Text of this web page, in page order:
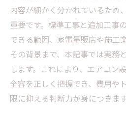
内容が細かく分かれているため
重要です。標準工事と追加工事
できる範囲、家電量販店や施工
その背景まで、本記事では実務
します。これにより、エアコン
全容を正しく把握でき、費用や
限に抑える判断力が身につきます